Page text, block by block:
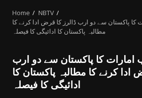
Home
NBTV
کا پاکستان سے دو ارب ڈالرز کا قرض ادا کرنے کا
مطالبہ پاکستان کا ادائیگی کا فیصلہ
کا پاکستان سے دو ارب
ادا کرنے کا مطالبہ پاکستان کا
ادائیگی کا فیصلہ